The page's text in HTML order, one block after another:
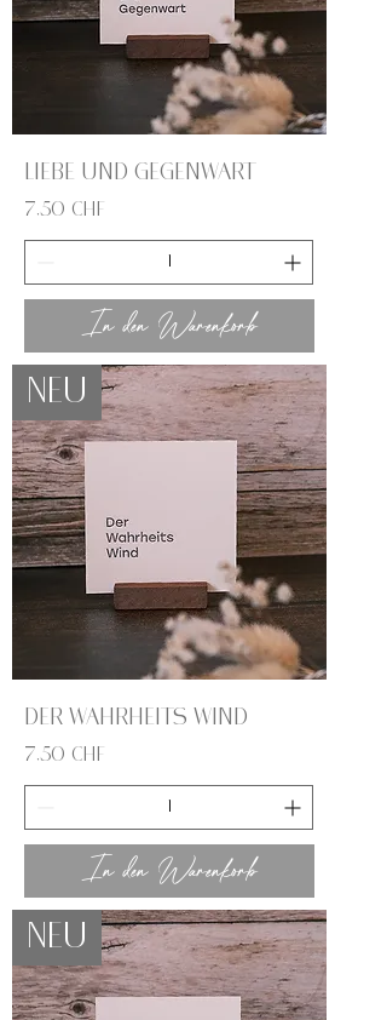
Liebe und Gegenwart
Preis
7,50 CHF
In den Warenkorb
NEU
Der Wahrheits Wind
Preis
7,50 CHF
In den Warenkorb
NEU